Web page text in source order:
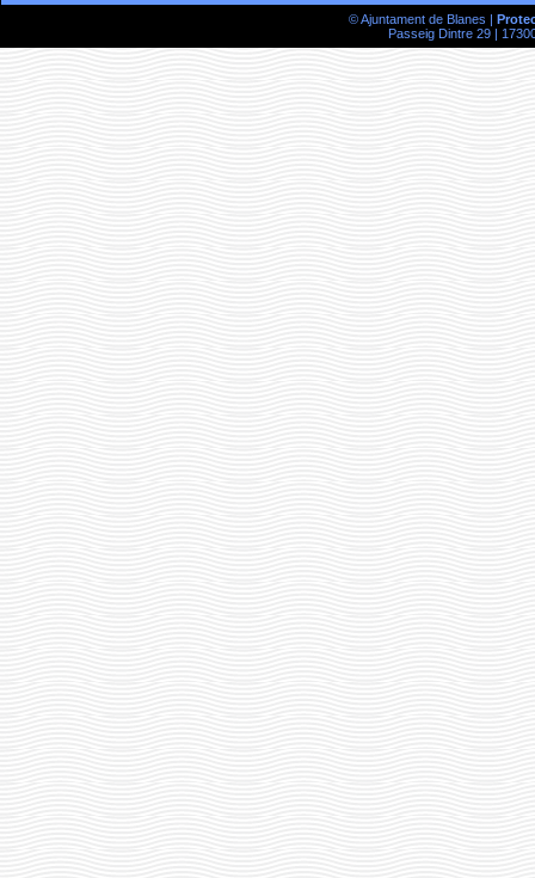
© Ajuntament de Blanes |
Passeig Dintre 29 |